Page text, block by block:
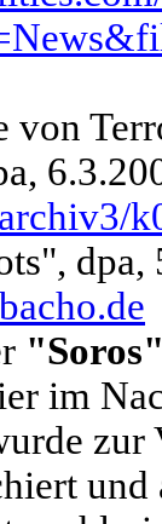
von
im
zur
und